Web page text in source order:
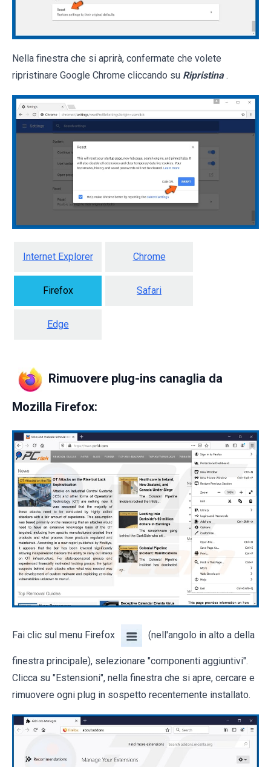
Nella finestra che si aprirà, confermate che volete
ripristinare Google Chrome cliccando su Ripristina .
Internet Explorer Chrome
Firefox Safari
Edge
Rimuovere plug-ins canaglia da
Mozilla Firefox:
Fai clic sul menu Firefox (nell'angolo in alto a della
finestra principale), selezionare "componenti aggiuntivi".
Clicca su "Estensioni", nella finestra che si apre, cercare e
rimuovere ogni plug in sospetto recentemente installato.